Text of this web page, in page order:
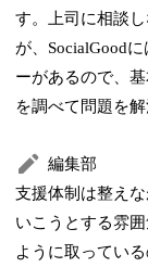
す。上司に相談
が、SocialGood
ーがあるので、
を調べて問題を
編集部
支援体制は整え
いこうとする雰
ように取ってい